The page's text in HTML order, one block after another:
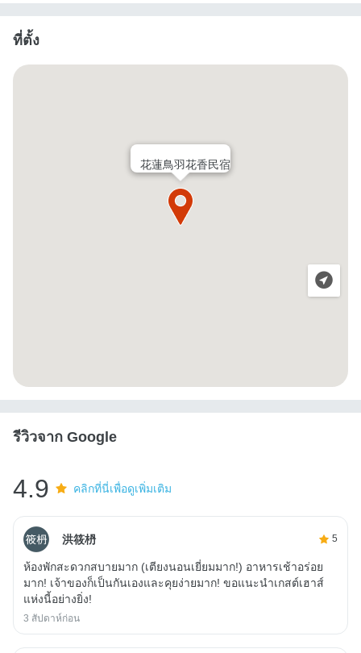
ที่ตั้ง
花蓮鳥羽花香民宿
รีวิวจาก Google
4.9 คลิกที่นี่เพื่อดูเพิ่มเติม
洪筱枬 5
ห้องพักสะดวกสบายมาก (เตียงนอนเยี่ยมมาก!) อาหารเช้าอร่อย
มาก! เจ้าของก็เป็นกันเองและคุยง่ายมาก! ขอแนะนำเกสต์เฮาส์
แห่งนี้อย่างยิ่ง!
3 สัปดาห์ก่อน